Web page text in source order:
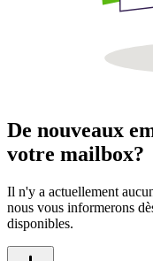
De nouveaux
votre mailbox?
Il n'y a actuellement
nous vous informerons
disponibles.